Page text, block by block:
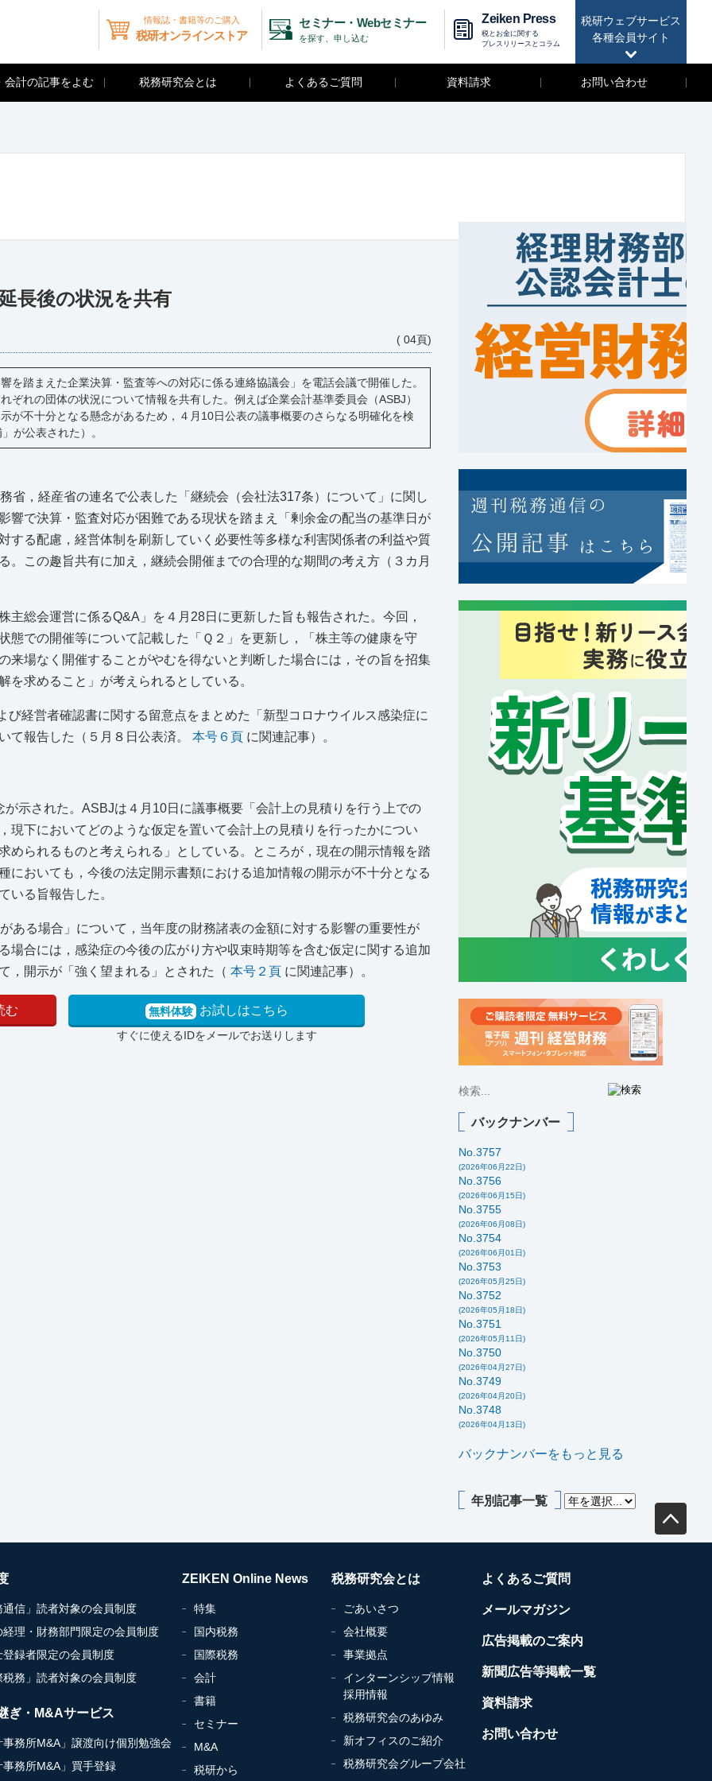
税研ウェブサービス
各種会員サイト
情報誌・書籍等のご購入
税研オンラインストア
セミナー・Webセミナー
を探す、申し込む
Zeiken Press
税とお金に関する
プレスリリースとコラム
会計の記事をよむ 税務研究会とは よくあるご質問 資料請求 お問い合わせ
長後の状況を共有
( 04頁)
を踏まえた企業決算・監査等への対応に係る連絡協議会」を電話会議で開催した。
れの団体の状況について情報を共有した。例えば企業会計基準委員会（ASBJ）
が不十分となる懸念があるため，４月10日公表の議事概要のさらなる明確化を検
が公表された）。
省，経産省の連名で公表した「継続会（会社法317条）について」に関し
響で決算・監査対応が困難である現状を踏まえ「剰余金の配当の基準日が
する配慮，経営体制を刷新していく必要性等多様な利害関係者の利益や質
。この趣旨共有に加え，継続会開催までの合理的な期間の考え方（３カ月
総会運営に係るQ&A」を４月28日に更新した旨も報告された。今回，
態での開催等について記載した「Ｑ２」を更新し，「株主等の健康を守
来場なく開催することがやむを得ないと判断した場合には，その旨を招集
求めること」が考えられるとしている。
経営者確認書に関する留意点をまとめた「新型コロナウイルス感染症に
て報告した（５月８日公表済。本号６頁 に関連記事）。
示された。ASBJは４月10日に議事概要「会計上の見積りを行う上での
現下においてどのような仮定を置いて会計上の見積りを行ったかについ
められるものと考えられる」としている。ところが，現在の開示情報を踏
においても，今後の法定開示書類における追加情報の開示が不十分となる
いる旨報告した。
ある場合」について，当年度の財務諸表の金額に対する影響の重要性が
場合には，感染症の今後の広がり方や収束時期等を含む仮定に関する追加
，開示が「強く望まれる」とされた（本号２頁 に関連記事）。
む 無料体験 お試しはこちら
すぐに使えるIDをメールでお送りします
バックナンバー
No.3757
(2026年06月22日)
No.3756
(2026年06月15日)
No.3755
(2026年06月08日)
No.3754
(2026年06月01日)
No.3753
(2026年05月25日)
No.3752
(2026年05月18日)
No.3751
(2026年05月11日)
No.3750
(2026年04月27日)
No.3749
(2026年04月20日)
No.3748
(2026年04月13日)
バックナンバーをもっと見る
年別記事一覧
通信」読者対象の会員制度
経理・財務部門限定の会員制度
登録者限定の会員制度
税務」読者対象の会員制度
ぎ・M&Aサービス
事務所M&A」譲渡向け個別勉強会
事務所M&A」買手登録
ZEIKEN Online News
特集
国内税務
国際税務
会計
書籍
セミナー
M&A
税研から
税務研究会とは
ごあいさつ
会社概要
事業拠点
インターンシップ情報
採用情報
税務研究会のあゆみ
新オフィスのご紹介
税務研究会グループ会社
よくあるご質問
メールマガジン
広告掲載のご案内
新聞広告等掲載一覧
資料請求
お問い合わせ